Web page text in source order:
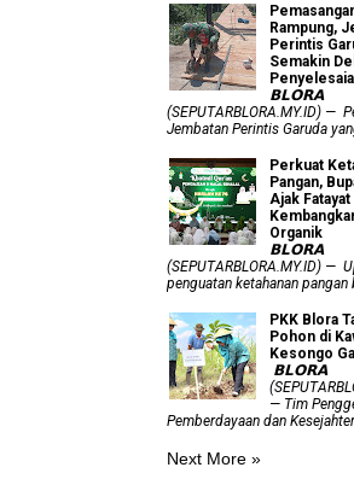
Rampung,
Perintis
Semakin
𝗕𝗟𝗢𝗥𝗔
(SEPUTARBLORA.MY.ID) —
Jembatan Perintis Garuda
​Perkuat
Pangan,
Ajak Fatayat
Organik
𝗕𝗟𝗢𝗥𝗔
(SEPUTARBLORA.MY.ID) —
penguatan ketahanan pangan
PKK Blora
Pohon di
Kesongo
‎ 𝗕𝗟𝗢𝗥𝗔
— Tim
Pemberdayaan dan
Next More »